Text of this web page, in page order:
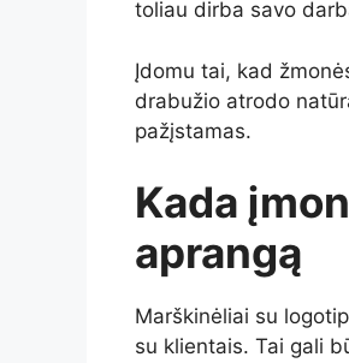
toliau dirba savo
Įdomu tai, kad
drabužio atrodo
pažįstamas.
Kada
aprangą
Marškinėliai su
su klientais. Tai gali